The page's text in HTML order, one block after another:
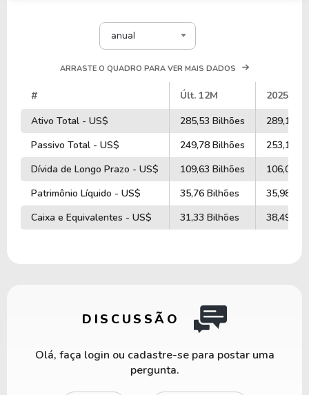
anual
ARRASTE O QUADRO PARA VER MAIS DADOS
# Últ. 12M
2025
Ativo Total - US$
285,53 Bilhões
289,16
Passivo Total - US$
249,78 Bilhões
253,18
Dívida de Longo Prazo - US$
109,63 Bilhões
106,03
Patrimônio Líquido - US$
35,76 Bilhões
35,98
Caixa e Equivalentes - US$
31,33 Bilhões 38,49
DISCUSSÃO
Olá, faça login ou cadastre-se para postar uma
pergunta.